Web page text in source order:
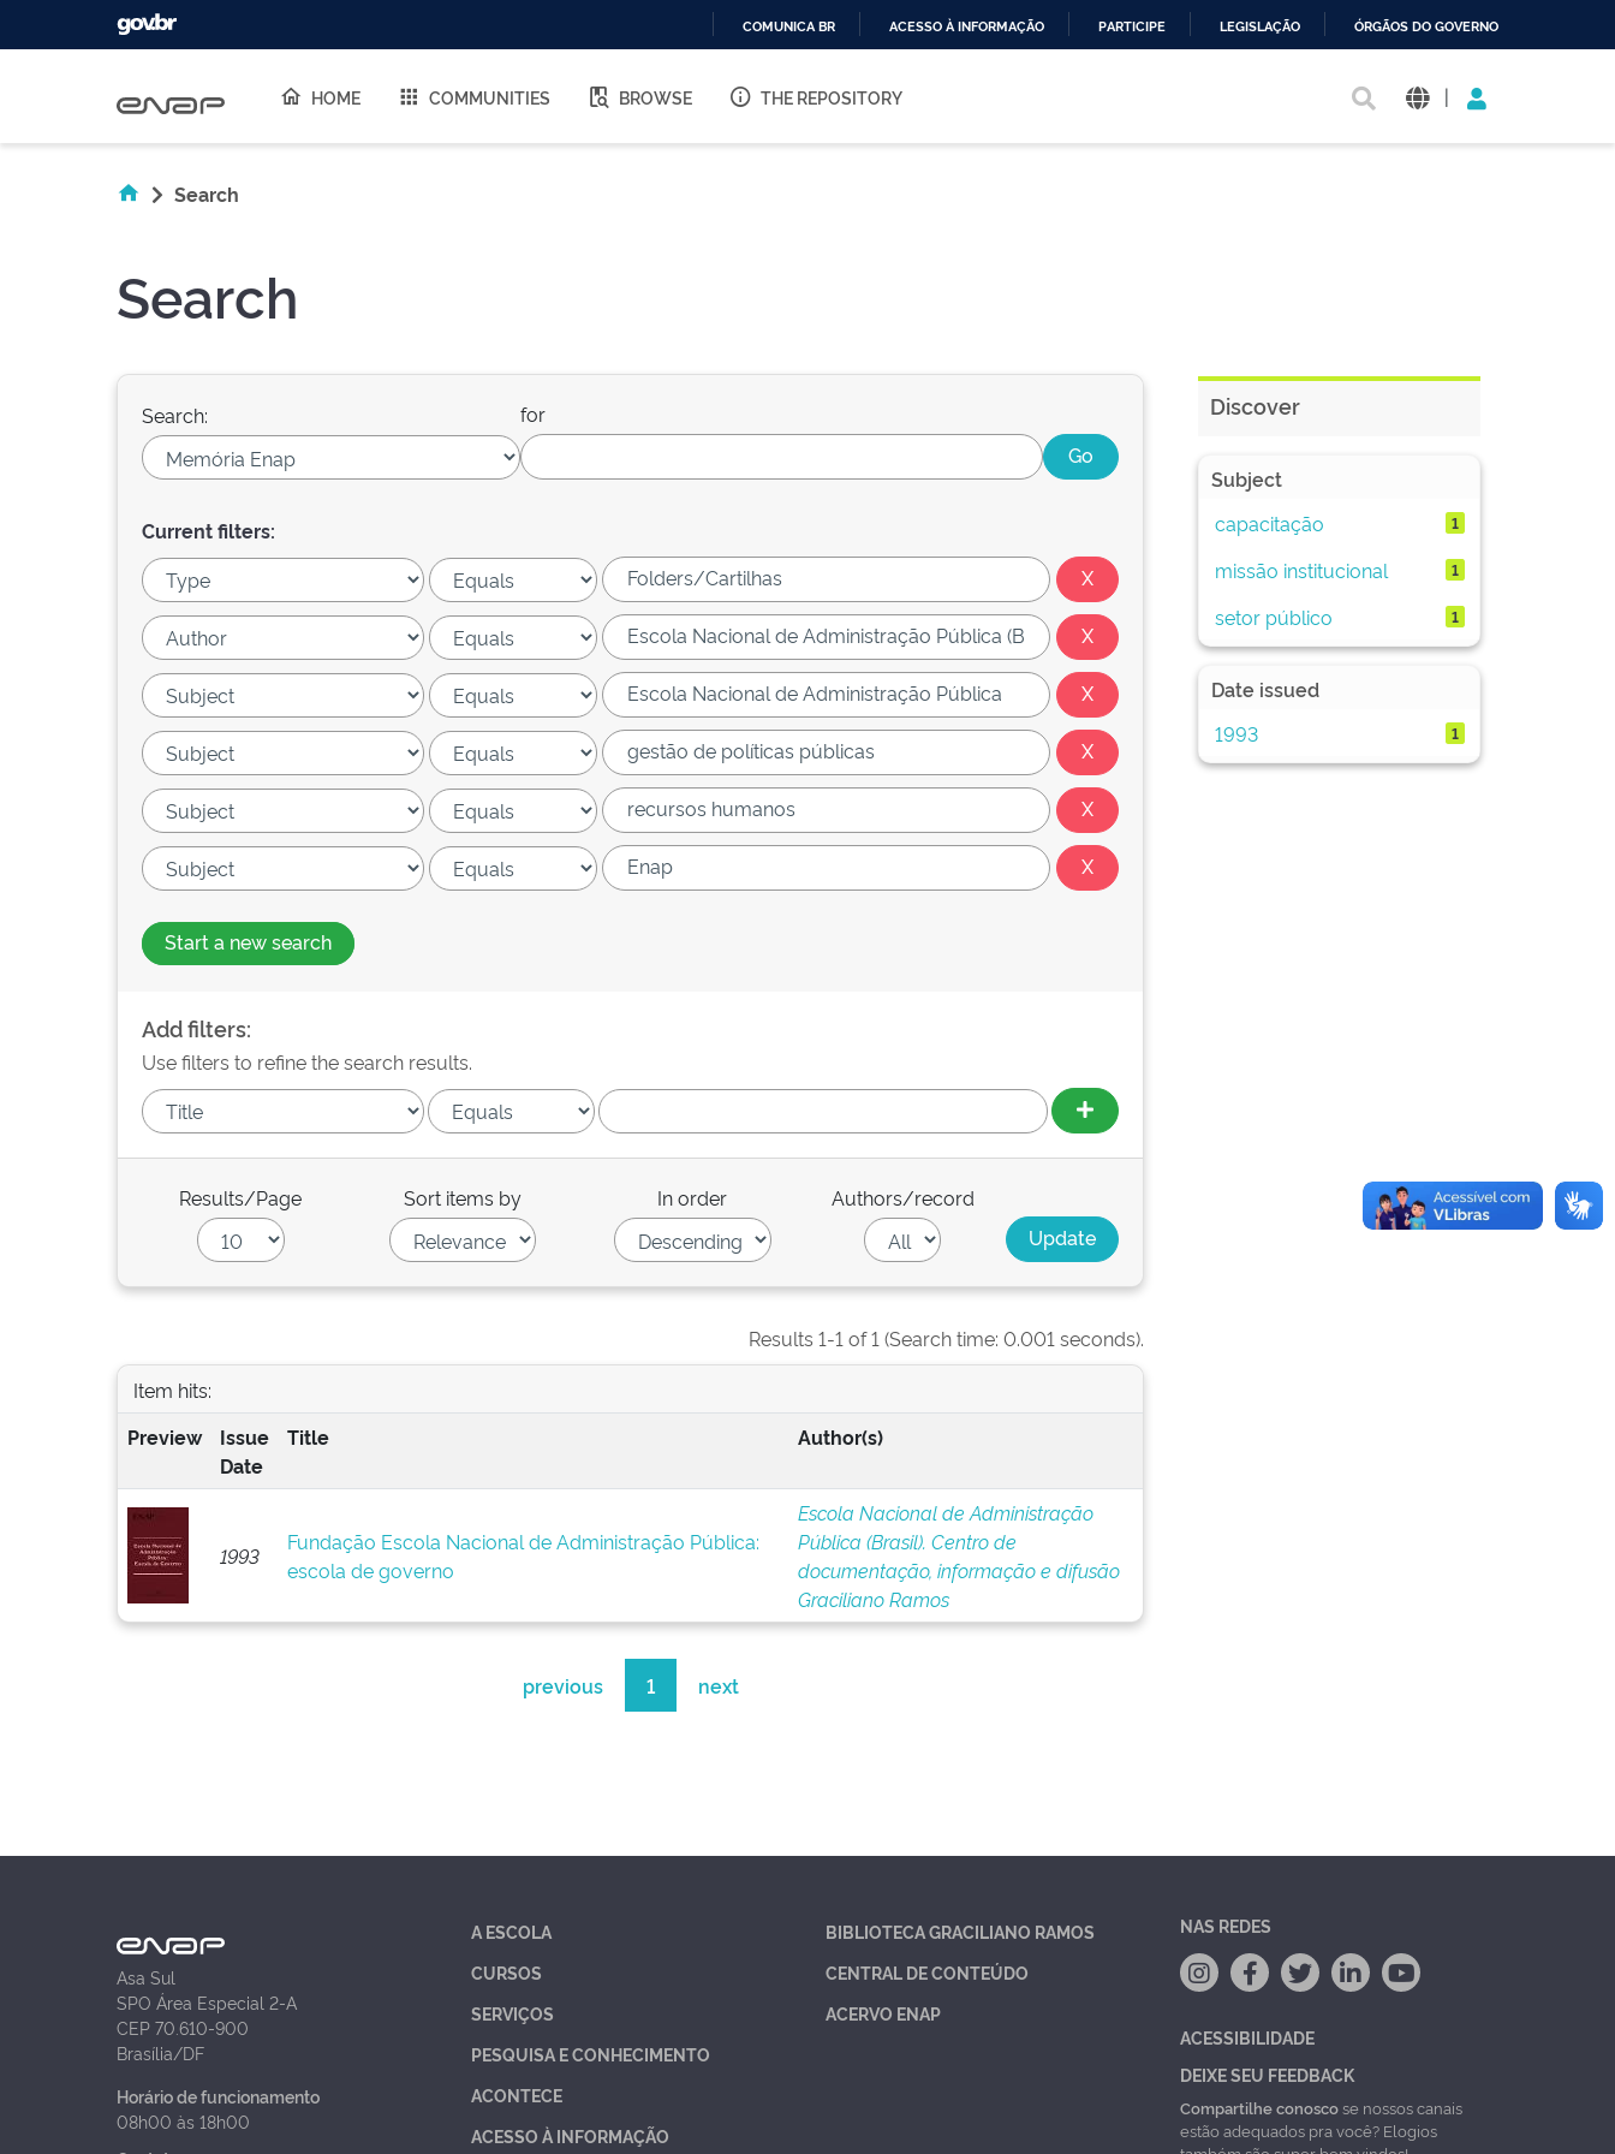
O
COMUNICA BR ACESSO À INFORMAÇÃO PARTICIPE LEGISLAÇÃO ÓRGÃOS DO GOVERNO
HOME COMMUNITIES BROWSE THE REPOSITORY |
Search
Search
Search: for
Current filters:
Start a new search
Add filters:
Use filters to refine the search results.
Results/Page Sort items by In order Authors/record
Results 1-1 of 1 (Search time: 0.001 seconds).
Item hits:
Preview
Issue
Date
Title Author(s)
1993
Fundação Escola Nacional de Administração Pública:
escola de governo
Escola Nacional de Administração
Pública (Brasil). Centro de
documentação, informação e difusão
Graciliano Ramos
previous 1 next
Discover
Subject
capacitação
1
missão institucional 1
setor público 1
Date issued
1993
1
Asa Sul
SPO Área Especial 2-A
CEP 70.610-900
Brasília/DF
Horário de funcionamento
08h00 às 18h00
A ESCOLA
CURSOS
SERVIÇOS
PESQUISA E CONHECIMENTO
ACONTECE
ACESSO À INFORMAÇÃO
BIBLIOTECA GRACILIANO RAMOS
CENTRAL DE CONTEÚDO
ACERVO ENAP
NAS REDES
ACESSIBILIDADE
DEIXE SEU FEEDBACK
Compartilhe conoscose nossos canais
estão adequados pra você? Elogios